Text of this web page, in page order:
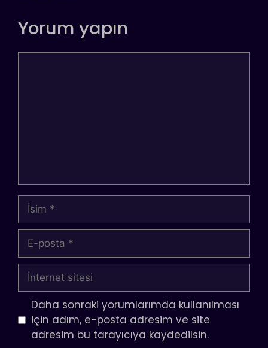
Yorum yapın
İsim
posta
İnternet
sitesi
Daha sonraki yorumlarımda kullanılması
için adım, e-posta adresim ve site
adresim bu tarayıcıya kaydedilsin.